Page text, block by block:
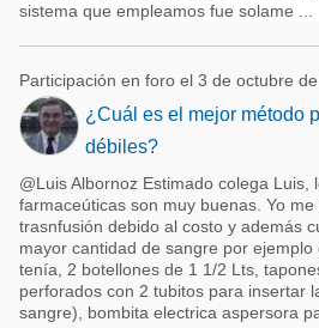
sistema que empleamos fue solame ...
Participación en foro el 3 de octubre
¿Cuál es el mejor método
débiles?
@Luis Albornoz Estimado colega Luis,
farmaceúticas son muy buenas. Yo
trasnfusión debido al costo y además
mayor cantidad de sangre por ejemplo
tenía, 2 botellones de 1 1/2 Lts,
perforados con 2 tubitos para insertar
sangre), bombita electrica aspersora